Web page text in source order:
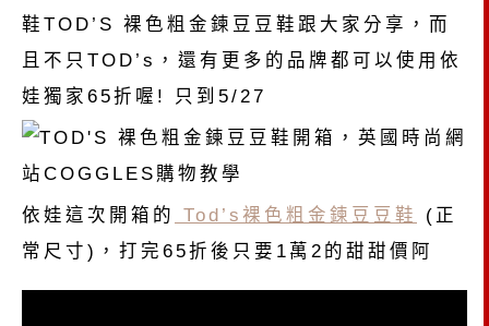
鞋TOD’S 裸色粗金鍊豆豆鞋跟大家分享，而
且不只TOD’s，還有更多的品牌都可以使用依
娃獨家65折喔! 只到5/27
依娃這次開箱的 Tod’s裸色粗金鍊豆豆鞋
(正
常尺寸)，打完65折後只要1萬2的甜甜價阿